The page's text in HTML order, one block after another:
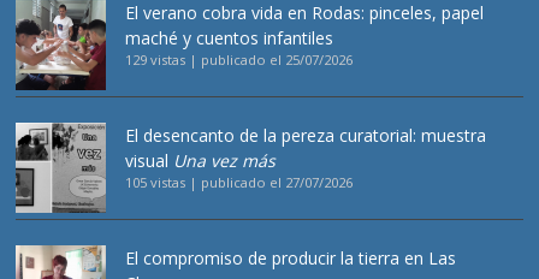
El verano cobra vida en Rodas: pinceles, papel
maché y cuentos infantiles
129 vistas | publicado el 25/07/2026
El desencanto de la pereza curatorial: muestra
visual Una vez más
105 vistas | publicado el 27/07/2026
El compromiso de producir la tierra en Las